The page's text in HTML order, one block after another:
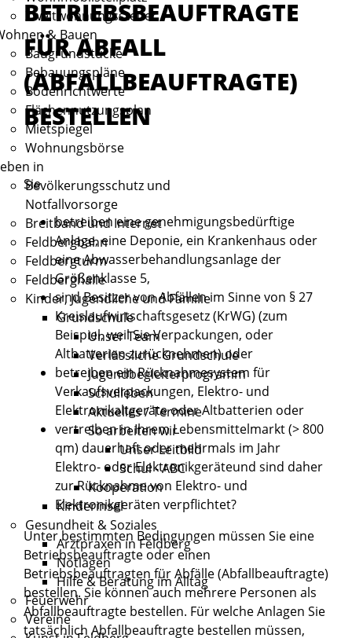
Zweitwohnungssteuer
& Bauen
Baugrundstücke
Bebauungspläne
Bodenrichtwerte
Flächennutzungsplan
Mietspiegel
Wohnungsbörse
in
Bevölkerungsschutz und
Notfallvorsorge
Breitband und Internet
Feldbergbahn
Feldbergturm
Feldberghalle
Kinder, Jugendliche und Familie
Grundschule
Unser Team
Verlässliche Grundschule
Jugendbegleiterprogramm
Schulleben
Aktuelles / Termine
So arbeiten wir
Unser Leitbild
Schul - ABC
Kooperation
Kinderinsel
Gesundheit & Soziales
Arztpraxen in Feldberg
Notlagen
Hilfe & Beratung im Alltag
Feuerwehr
Vereine
BETRIEBSBEAUFTRAGTE
FÜR ABFALL
(ABFALLBEAUFTRAGTE)
BESTELLEN
Sie
betreiben eine genehmigungsbedürftige
Anlage, eine Deponie, ein Krankenhaus oder
eine Abwasserbehandlungsanlage der
Größenklasse 5,
sind Besitzer von Abfällen im Sinne von § 27
Kreislaufwirtschaftsgesetz(KrWG) (zum
Beispiel, weil Sie Verpackungen, oder
Altbatterien zurücknehmen)oder
betreiben ein Rücknahmesystem für
Verkaufsverpackungen, Elektro- und
Elektronikaltgeräte oder Altbatterien oder
vertreiben in Ihrem Lebensmittelmarkt (> 800
qm) dauerhaft oder mehrmals im Jahr
Elektro- oder Elektronikgeräteund sind daher
zur Rücknahme von Elektro- und
Elektronikgeräten verpflichtet?
Unter bestimmten Bedingungen müssen Sie eine
Betriebsbeauftragte oder einen
Betriebsbeauftragten für Abfälle (Abfallbeauftragte)
bestellen.Sie können auch mehrere Personen als
Abfallbeauftragte bestellen. Für welche Anlagen Sie
tatsächlich Abfallbeauftragte bestellen müssen,